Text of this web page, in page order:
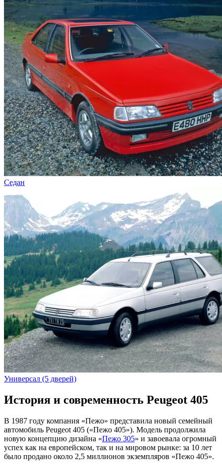
Седан
Универсал (5 дверей)
История и современность Peugeot 405
В 1987 году компания «Пежо» представила новый семейный
автомобиль Peugeot 405 («Пежо 405»). Модель продолжила
новую концепцию дизайна «Пежо 305» и завоевала огромный
успех как на европейском, так и на мировом рынке: за 10 лет
было продано около 2,5 миллионов экземпляров «Пежо 405».